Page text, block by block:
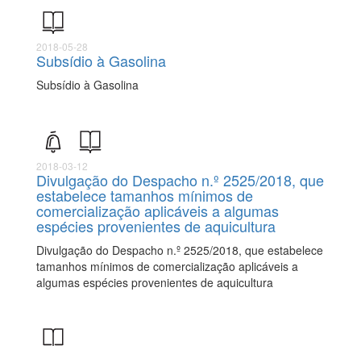
2018-05-28
Subsídio à Gasolina
Subsídio à Gasolina
2018-03-12
Divulgação do Despacho n.º 2525/2018, que
estabelece tamanhos mínimos de
comercialização aplicáveis a algumas
espécies provenientes de aquicultura
Divulgação do Despacho n.º 2525/2018, que estabelece
tamanhos mínimos de comercialização aplicáveis a
algumas espécies provenientes de aquicultura